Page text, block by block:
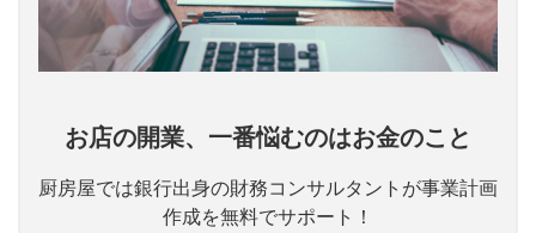
お店の開業、一番悩むのはお金のこと
厨房屋では銀行出身の財務コンサルタントが事業計画
作成を無料でサポート！